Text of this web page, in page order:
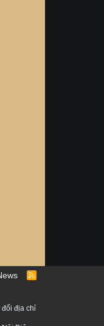
R
đổi địa chỉ